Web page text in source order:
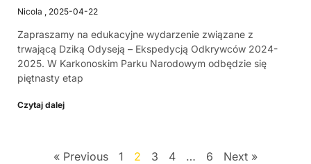
Nicola 2025-04-22
Zapraszamy na edukacyjne wydarzenie związane z
trwającą Dziką Odyseją – Ekspedycją Odkrywców 2024-
2025. W Karkonoskim Parku Narodowym odbędzie się
piętnasty etap
Czytaj dalej
« Previous 1 2 3 4 … 6 Next »